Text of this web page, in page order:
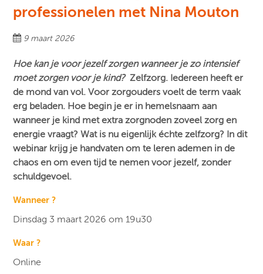
professionelen met Nina Mouton
9 maart 2026
Hoe kan je voor jezelf zorgen wanneer je zo intensief
moet zorgen voor je kind?Zelfzorg. Iedereen heeft er
de mond van vol. Voor zorgouders voelt de term vaak
erg beladen. Hoe begin je er in hemelsnaam aan
wanneer je kind met extra zorgnoden zoveel zorg en
energie vraagt? Wat is nu eigenlijk échte zelfzorg? In dit
webinar krijg je handvaten om te leren ademen in de
chaos en om even tijd te nemen voor jezelf, zonder
schuldgevoel.
Wanneer ?
Dinsdag 3 maart 2026 om 19u30
Waar ?
Online